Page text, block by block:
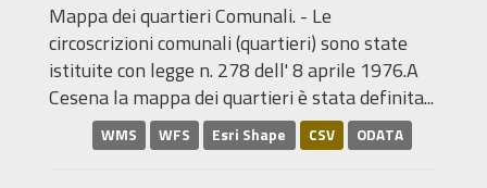
Mappa dei quartieri Comunali. - Le
circoscrizioni comunali (quartieri) sono state
istituite con legge n. 278 dell' 8 aprile 1976.A
Cesena la mappa dei quartieri è stata definita...
WMS WFS Esri Shape CSV ODATA